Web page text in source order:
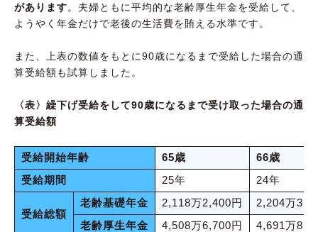
があります。夫婦ともに平均的な老齢厚生年金を受給して、
ようやく年金だけで老後の生活費を賄える水準です。
また、上表の数値をもとに90歳になるまで受給した場合の通
算受給額も試算しました。
〈表〉繰下げ受給をして90歳になるまで受け取った場合の通
算受給額
受給開始年齢 65歳
66歳
受給期間
25年 24年
受給総額
老齢基礎年金 2,118万2,400円
2,204万
老齢厚生年金
4,508万6,700円 4,691万